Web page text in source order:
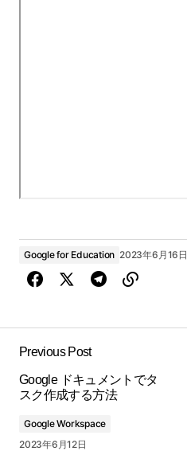
Google for Education 2023年6月16日
Previous Post
Google ドキュメントでタ
スク作成する方法
Google Workspace
2023年6月12日